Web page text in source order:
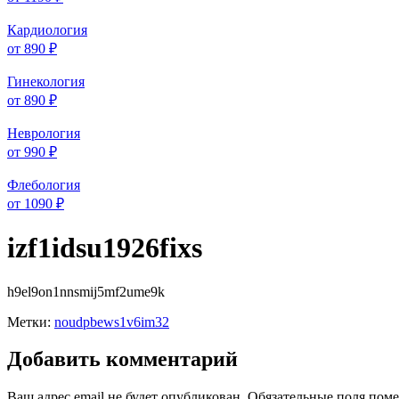
Кардиология
от 890 ₽
Гинекология
от 890 ₽
Неврология
от 990 ₽
Флебология
от 1090 ₽
izf1idsu1926fixs
h9el9on1nnsmij5mf2ume9k
Метки: noudpbews1v6im32
Добавить комментарий